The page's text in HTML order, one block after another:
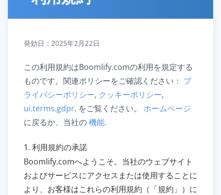
発効日：2025年2月22日
この利用規約はBoomlify.comの利用を規定する
ものです。関連ポリシーをご確認ください： プ
ライバシーポリシー, クッキーポリシー,
ui.terms.gdpr. をご覧ください。
ホームページ
に戻るか、当社の機能.
1. 利用規約の承諾
Boomlify.comへようこそ。当社のウェブサイト
およびサービスにアクセスまたは使用することに
より、お客様はこれらの利用規約（「規約」）に